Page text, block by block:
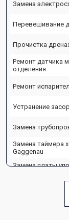
Замена
Перевешивание
Прочистка
Ремонт датчика
отделения
Ремонт
Устранение
Замена
Замена таймера
Gaggenau
Замена платы